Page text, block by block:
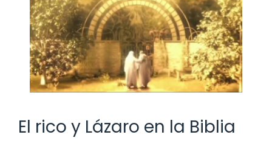
El rico y Lázaro en la Biblia